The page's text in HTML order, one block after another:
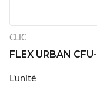
CLIC
FLEX URBAN
L'unité